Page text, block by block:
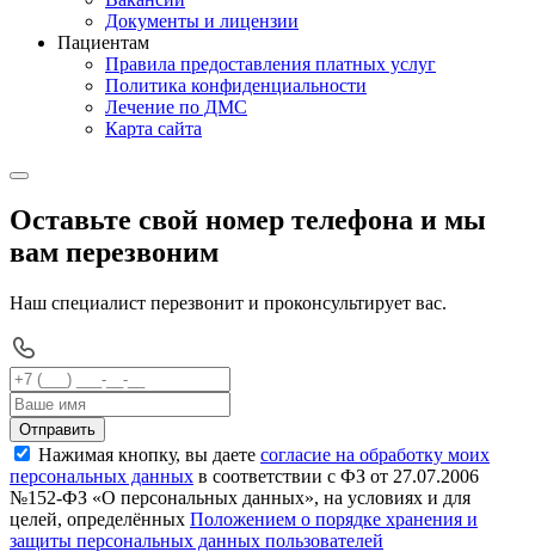
Документы и лицензии
Пациентам
Правила предоставления платных услуг
Политика конфиденциальности
Лечение по ДМС
Карта сайта
Оставьте свой номер телефона и мы
вам перезвоним
Наш специалист перезвонит и проконсультирует вас.
Отправить
Нажимая кнопку, вы даете согласие на обработку моих
персональных данных в соответствии с ФЗ от 27.07.2006
№152-ФЗ «О персональных данных», на условиях и для
целей, определённых Положением о порядке хранения и
защиты персональных данных пользователей